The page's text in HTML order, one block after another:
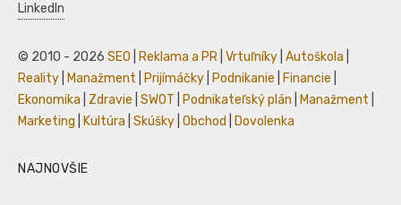
LinkedIn
© 2010 - 2026 SEO Reklama a PR Vrtuľníky Autoškola
Reality Manažment Prijímáčky Podnikanie Financie
Ekonomika
Zdravie SWOT Podnikateľský plán Manažment
Marketing Kultúra Skúšky Obchod Dovolenka
NAJNOVŠIE